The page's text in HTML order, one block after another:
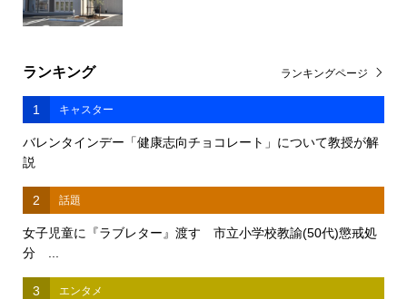
ランキング
1 キャスター
バレンタインデー「健康志向チョコレート」について教授が解
説
2 話題
女子児童に『ラブレター』渡す 市立小学校教諭(50代)懲戒処
分 ...
3 エンタメ
ランキングページ